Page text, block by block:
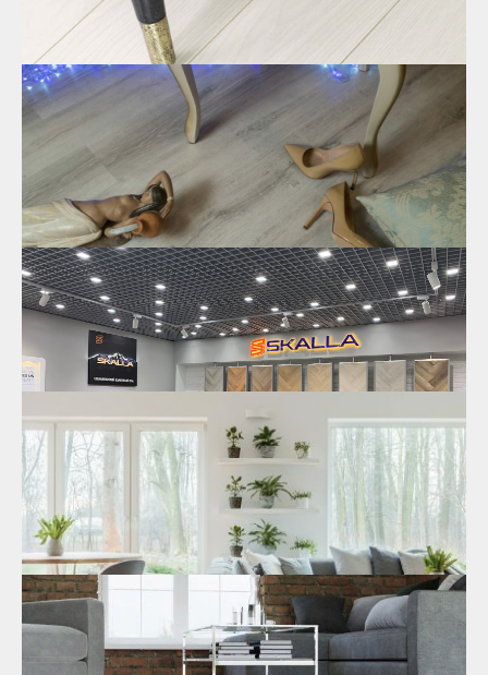
Ламинат SPC: какой выбрать?
Какой SPC ламинат выбрать? Материал изготовления,
эксплуатационные характеристики. Особенности замкового
и клеевого вида. Преимущества SPC ламината в
30.01.2023
SPC ламинат: лучшие производители
Использование SPC ламината в интерьере: большой
ассортимент вариантов. Особенности укладки и
возможность сочетания с тёплым полом. Основные
преимущества покрытия.
26.01.2023
SPC ламинат 4 и 5 мм
Заказать SPC ламинат 5 мм в интернет-магазине.
Повышенная износостойкость, максимальная
влагостойкость, устойчивость к деформации и другие
технические свойства.
17.01.2023
Бренд зона SKALLA
Открытие бренд-зоны SKALLA у нашего официального
представителя в г. Владивосток.
18.08.2022